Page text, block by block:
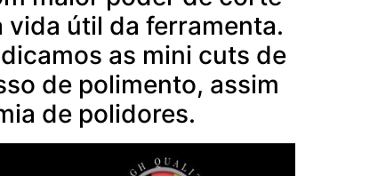
vida útil da ferramenta.
as mini cuts de
de polimento, assim
de polidores.